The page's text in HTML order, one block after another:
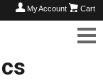
My Account Cart